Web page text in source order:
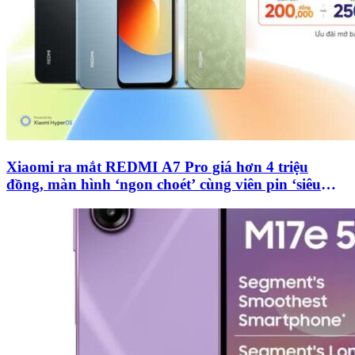
Xiaomi ra mắt REDMI A7 Pro giá hơn 4 triệu
đồng, màn hình ‘ngon choét’ cùng viên pin ‘siêu